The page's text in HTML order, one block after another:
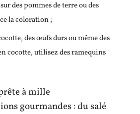
des pommes de terre ou des
la coloration ;
des œufs durs ou même des
cocotte, utilisez des ramequins
à mille
gourmandes : du salé